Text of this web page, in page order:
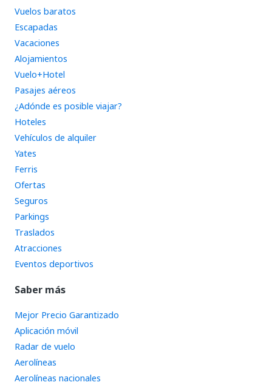
Vuelos baratos
Escapadas
Vacaciones
Alojamientos
Vuelo+Hotel
Pasajes aéreos
¿Adónde es posible viajar?
Hoteles
Vehículos de alquiler
Yates
Ferris
Ofertas
Seguros
Parkings
Traslados
Atracciones
Eventos deportivos
Saber más
Mejor Precio Garantizado
Aplicación móvil
Radar de vuelo
Aerolíneas
Aerolíneas nacionales